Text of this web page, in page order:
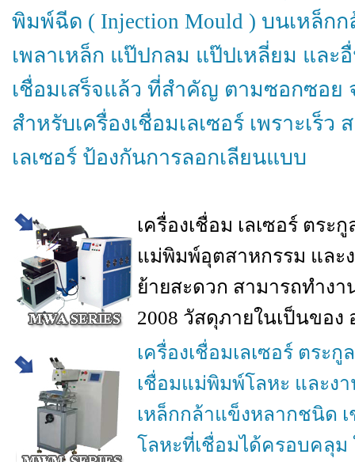
พิมพ์ฉีด ( Injection Mould ) บนเหล็ก
เพลาเหล็ก แป๊ปกลม แป๊ปเหลี่ยม และ
เชื่อมเสร็จแล้ว ที่สำคัญ ตามซอกซอย
สำหรับเครื่องเชื่อมเลเซอร์ เพราะเ
เลเซอร์ ป้องกันการลอกเลียนแบบ
เครื่องเชื่อม เลเซอร์ ตระ
แม่พิมพ์อุตสาหกรรม และ
ย้ายสะดวก สามารถทำงา
2008 วัสดุภายในเป็นขอ
เครื่องเชื่อมเลเซอร์ ตระ
เชื่อมแม่พิมพ์โลหะ และง
เหล็กกล้าแข็งหลากชนิด เ
โลหะที่เชื่อมได้ครอบคลุม